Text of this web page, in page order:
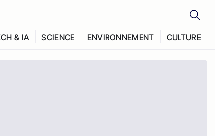
& IA SCIENCE ENVIRONNEMENT CULTURE